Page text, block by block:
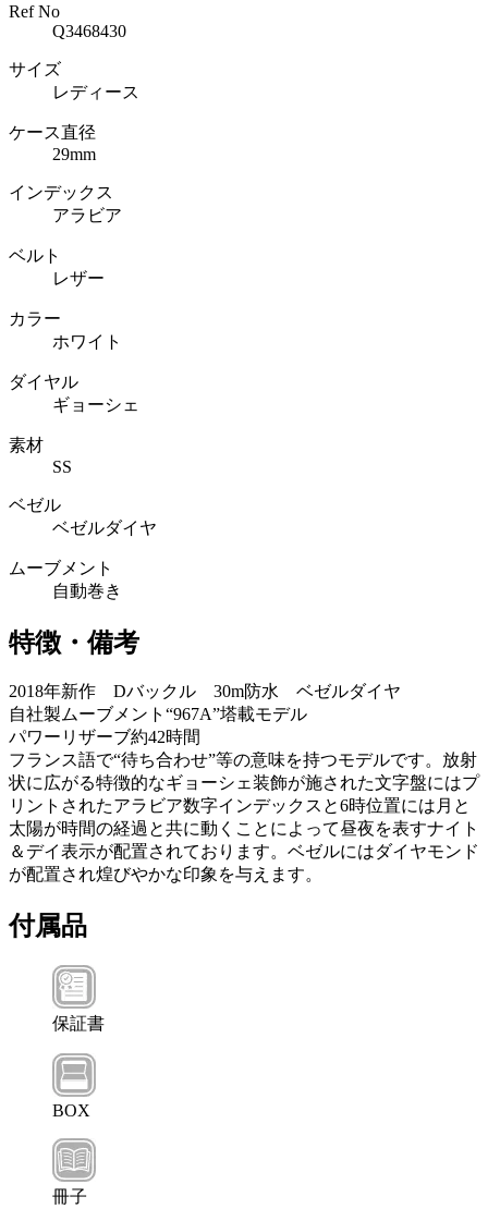
Ref No
Q3468430
サイズ
レディース
ケース直径
29mm
インデックス
アラビア
ベルト
レザー
カラー
ホワイト
ダイヤル
ギョーシェ
素材
SS
ベゼル
ベゼルダイヤ
ムーブメント
自動巻き
特徴・備考
2018年新作 Dバックル 30m防水 ベゼルダイヤ
自社製ムーブメント“967A”塔載モデル
パワーリザーブ約42時間
フランス語で“待ち合わせ”等の意味を持つモデルです。放射
状に広がる特徴的なギョーシェ装飾が施された文字盤にはプ
リントされたアラビア数字インデックスと6時位置には月と
太陽が時間の経過と共に動くことによって昼夜を表すナイト
＆デイ表示が配置されております。ベゼルにはダイヤモンド
が配置され煌びやかな印象を与えます。
付属品
保証書
BOX
冊子